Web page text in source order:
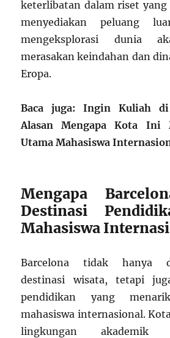
keterlibatan dalam riset
menyediakan peluang
mengeksplorasi dunia
merasakan keindahan dan
Eropa.
Baca juga: Ingin Kuliah
Alasan Mengapa Kota Ini
Utama Mahasiswa
Mengapa
Destinasi
Mahasiswa
Barcelona tidak hanya
destinasi wisata, tetapi
pendidikan yang
mahasiswa internasional.
lingkungan akademik